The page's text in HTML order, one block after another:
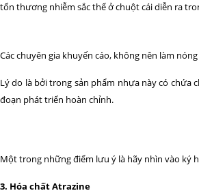
tổn thương nhiễm sắc thể ở chuột cái diễn ra
Các chuyên gia khuyến cáo, không nên làm
Lý do là bởi trong sản phẩm nhựa này có chứa
đoạn phát triển hoàn chỉnh.
Một trong những điểm lưu ý là hãy nhìn vào ký
3. Hóa chất Atrazine